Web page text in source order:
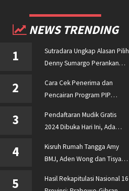
NEWS TRENDING
1
Sutradara Ungkap Alasan Pilih
Denny Sumargo Perankan
2
Cara Cek Penerima dan
Pencairan Program PIP
pip.kemdikbud.go.id
3
Pendaftaran Mudik Gratis
2024 Dibuka Hari Ini, Ada
Jateng dan Dishub Jatim
4
Kisruh Rumah Tangga Amy
BMJ, Aden Wong dan Tisya
Malaysia dan Singapura
5
Hasil Rekapitulasi Nasional 16